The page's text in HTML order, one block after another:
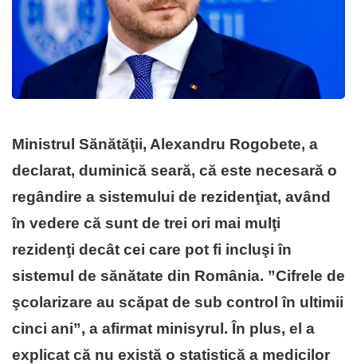
Ministrul Sănătăţii, Alexandru Rogobete, a
declarat, duminică seară, că este necesară o
regândire a sistemului de rezidenţiat, având
în vedere că sunt de trei ori mai mulţi
rezidenţi decât cei care pot fi incluşi în
sistemul de sănătate din România. ”Cifrele de
şcolarizare au scăpat de sub control în ultimii
cinci ani”, a afirmat minisyrul. În plus, el a
explicat că nu există o statistică a medicilor